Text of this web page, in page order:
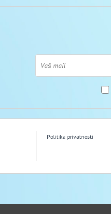
Politika privatnosti